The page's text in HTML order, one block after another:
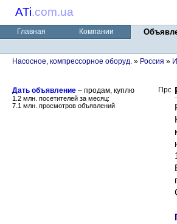
ATi.com.ua
Главная Компании
Насосное, компрессорное оборуд. » Россия »
Дать объявление – продам, куплю
1.2 млн. посетителей за месяц:
7.1 млн. просмотров объявлений